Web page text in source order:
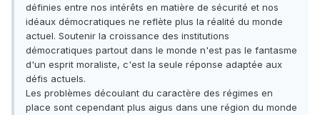
définies entre nos intérêts en matière de sécurité et nos
idéaux démocratiques ne reflète plus la réalité du monde
actuel. Soutenir la croissance des institutions
démocratiques partout dans le monde n'est pas le fantasme
d'un esprit moraliste, c'est la seule réponse adaptée aux
défis actuels.
Les problèmes découlant du caractère des régimes en
place sont cependant plus aigus dans une région du monde